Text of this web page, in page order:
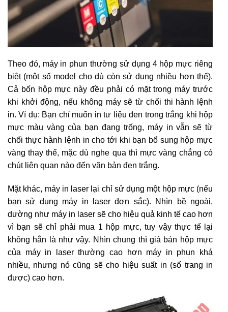
Theo đó, máy in phun thường sử dụng 4 hộp mực riêng
biệt (một số model cho dù còn sử dụng nhiều hơn thế).
Cả bốn hộp mực này đều phải có mặt trong máy trước
khi khởi động, nếu không máy sẽ từ chối thi hành lệnh
in. Ví dụ: Bạn chỉ muốn in tư liệu đen trong trắng khi hộp
mực màu vàng của bạn đang trống, máy in vẫn sẽ từ
chối thực hành lệnh in cho tới khi bạn bổ sung hộp mực
vàng thay thế, mặc dù nghe qua thì mực vàng chẳng có
chút liên quan nào đến văn bản đen trắng.
Mặt khác, máy in laser lại chỉ sử dụng một hộp mực (nếu
bạn sử dụng máy in laser đơn sắc). Nhìn bề ngoài,
dường như máy in laser sẽ cho hiệu quả kinh tế cao hơn
vì bạn sẽ chỉ phải mua 1 hộp mực, tuy vậy thực tế lại
không hẳn là như vậy. Nhìn chung thì giá bán hộp mực
của máy in laser thường cao hơn máy in phun khá
nhiều, nhưng nó cũng sẽ cho hiệu suất in (số trang in
được) cao hơn.